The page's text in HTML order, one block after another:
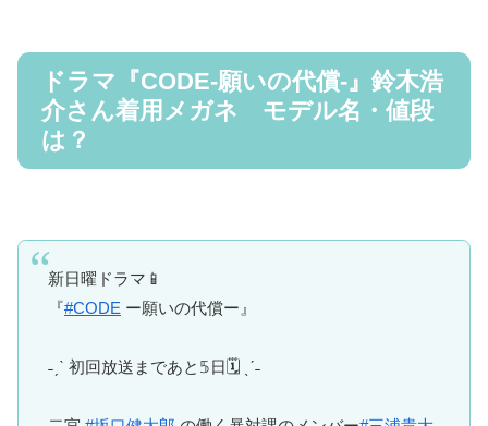
ドラマ『CODE-願いの代償-』鈴木浩
介さん着用メガネ モデル名・値段
は？
新日曜ドラマ📱
『#CODE ー願いの代償ー』
˗ˏˋ 初回放送まであと𝟝日🗓 ˎˊ˗